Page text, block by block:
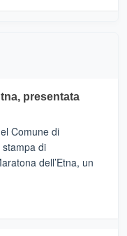
presentata
Comune di
di
dell’Etna, un